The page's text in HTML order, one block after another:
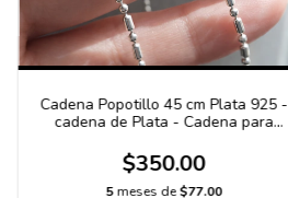
Cadena Popotillo 45 cm Plata 925 -
cadena de Plata - Cadena para
$350.00
5 meses de$77.00